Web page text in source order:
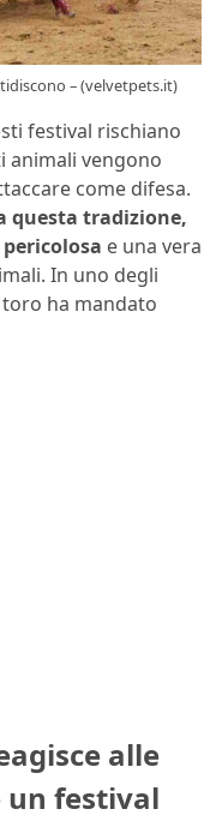
– (velvetpets.it)
festival rischiano
animali vengono
come difesa.
questa tradizione,
e una vera
In uno degli
ha mandato
alle
festival